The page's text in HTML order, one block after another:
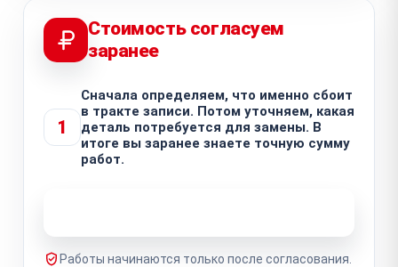
Стоимость согласуем
заранее
1
Сначала определяем, что именно сбоит
в тракте записи. Потом уточняем, какая
деталь потребуется для замены. В
итоге вы заранее знаете точную сумму
работ.
Работы начинаются только после согласования.